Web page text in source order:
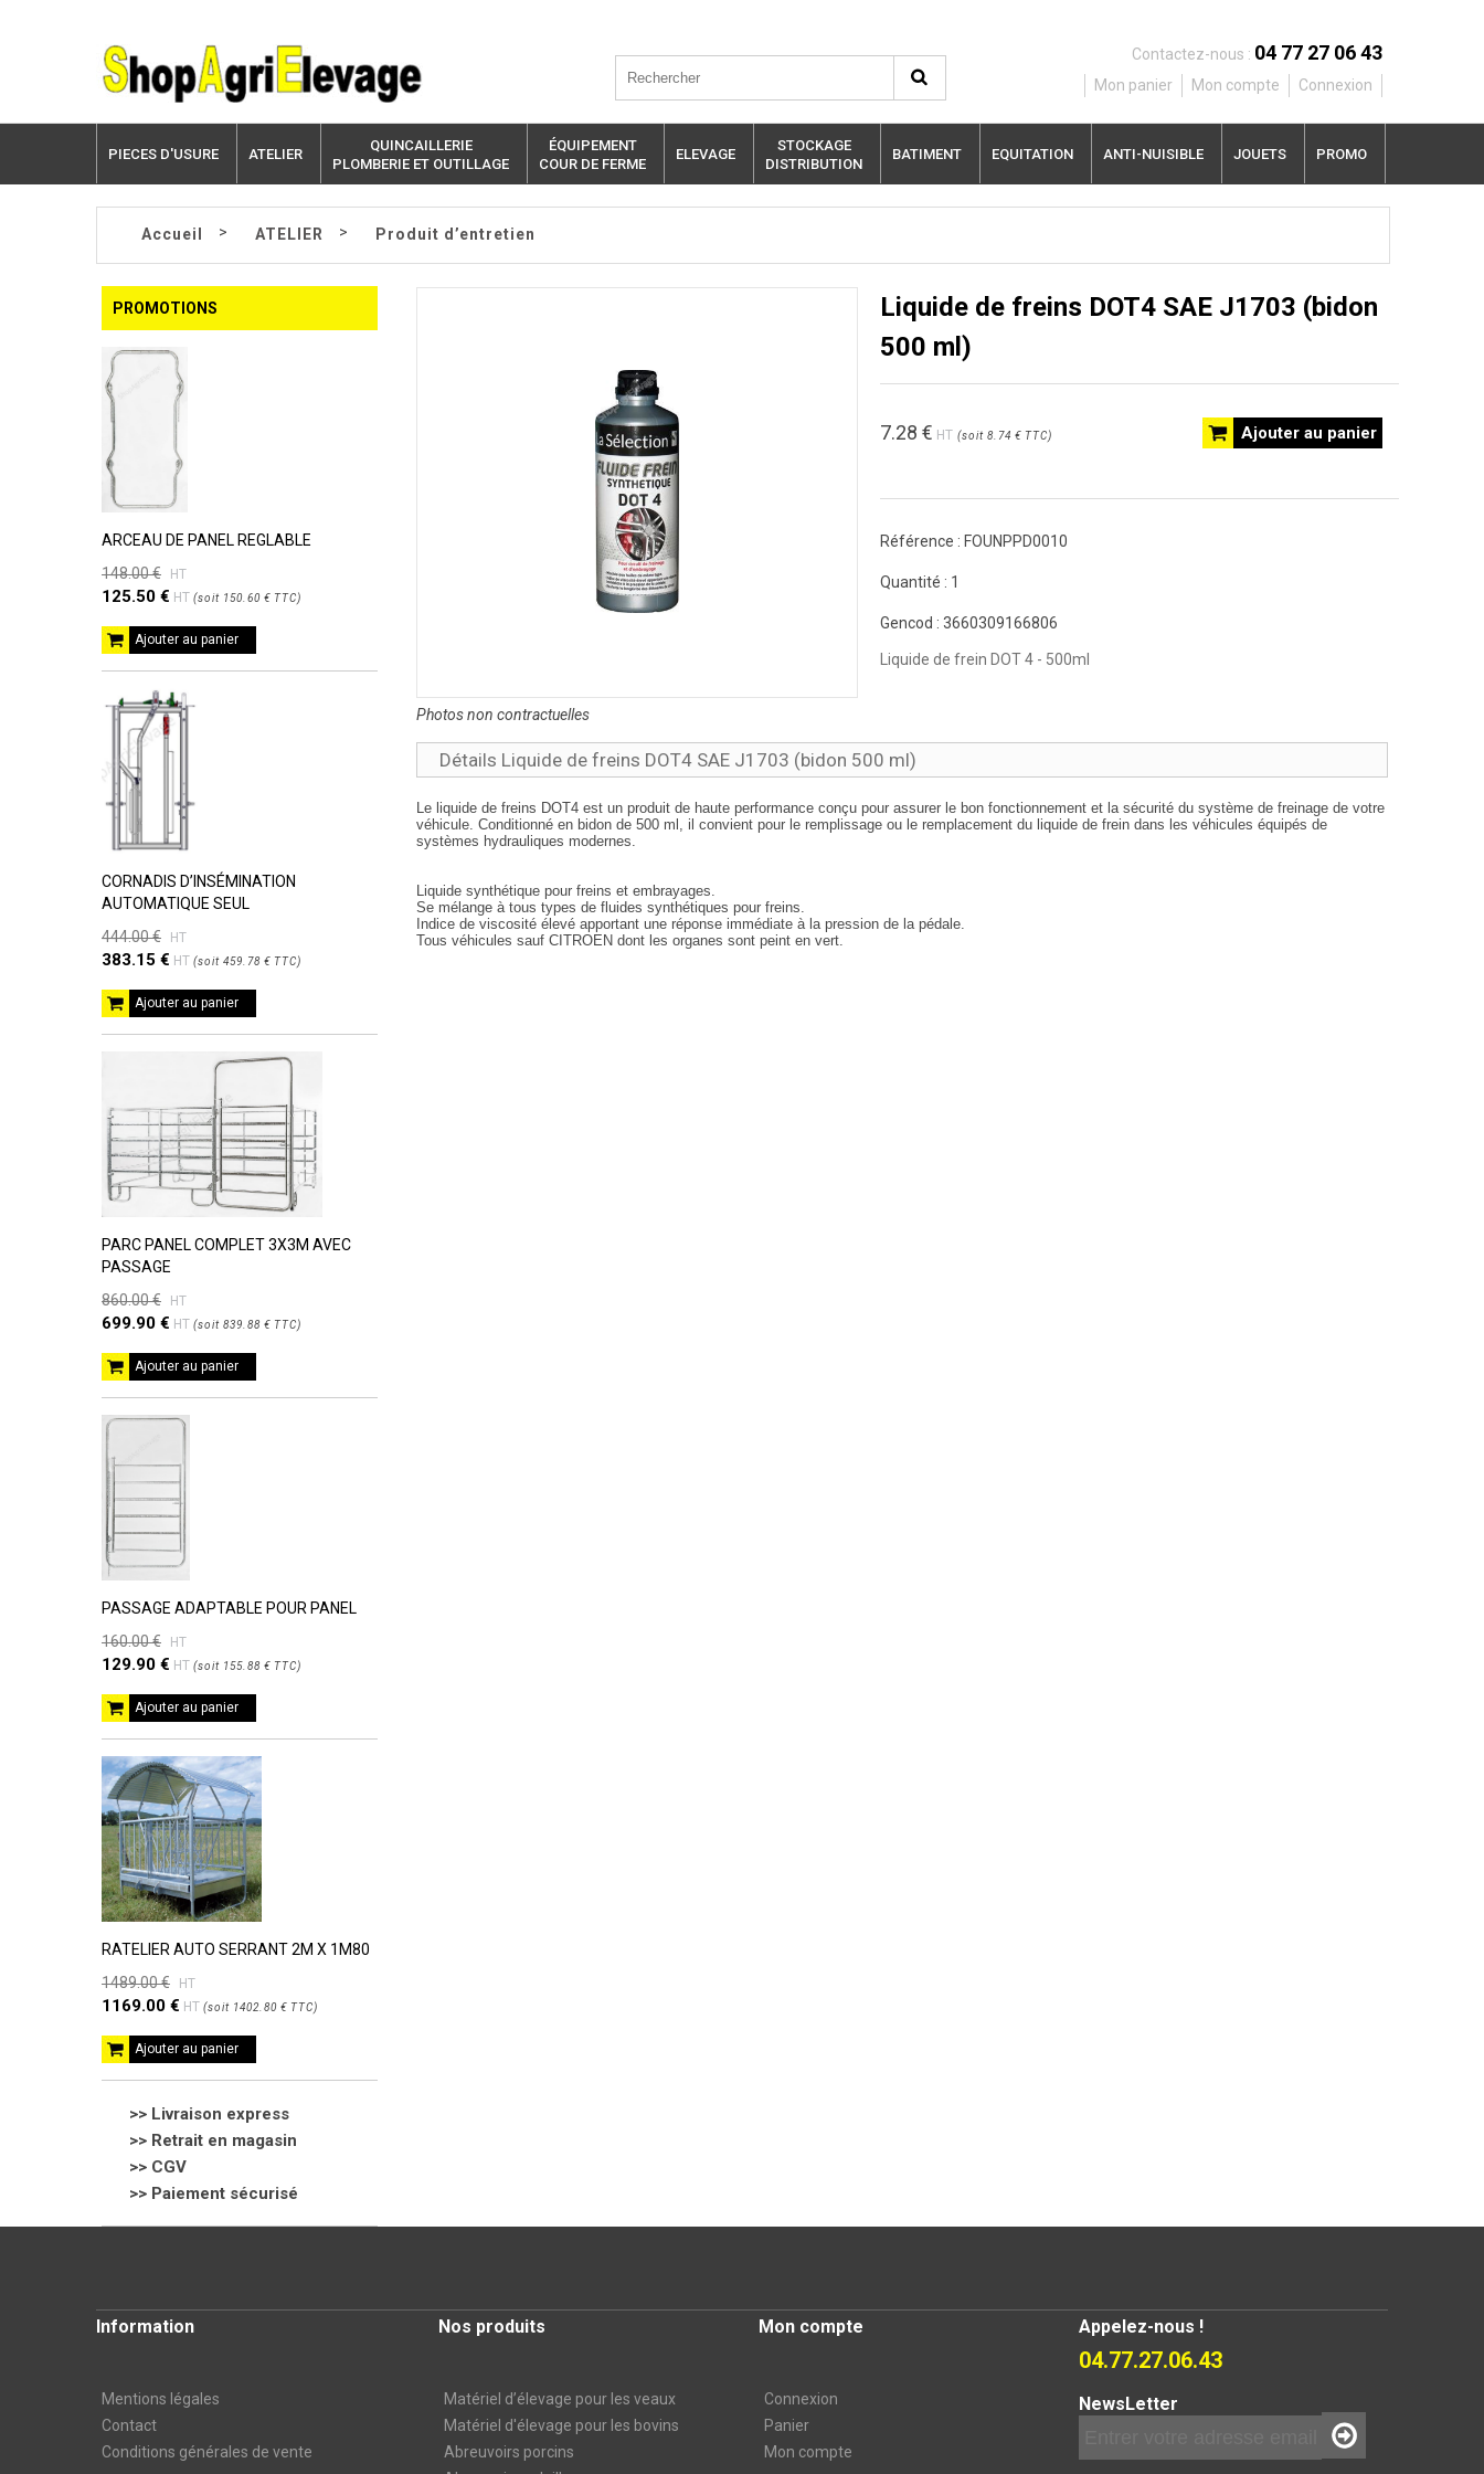
Contactez-nous : 04 77 27 06 43
Mon panier Mon compte Connexion
PIECES D'USURE ATELIER
QUINCAILLERIE
PLOMBERIE ET OUTILLAGE
ÉQUIPEMENT
COUR DE FERME
ELEVAGE
STOCKAGE
DISTRIBUTION
BATIMENT EQUITATION ANTI-NUISIBLE JOUETS PROMO
Accueil > ATELIER > Produit d’entretien
PROMOTIONS
ARCEAU DE PANEL REGLABLE
148.00 €
HT
125.50 € HT (soit 150.60 € TTC)
Ajouter au panier
CORNADIS D’INSÉMINATION
AUTOMATIQUE SEUL
444.00 €
HT
383.15 € HT (soit 459.78 € TTC)
Ajouter au panier
PARC PANEL COMPLET 3X3M AVEC
PASSAGE
860.00 €
HT
699.90 € HT (soit 839.88 € TTC)
Ajouter au panier
PASSAGE ADAPTABLE POUR PANEL
160.00 €
HT
129.90 € HT (soit 155.88 € TTC)
Ajouter au panier
RATELIER AUTO SERRANT 2M X 1M80
1489.00 €
HT
1169.00 € HT (soit 1402.80 € TTC)
Ajouter au panier
>> Livraison express
>> Retrait en magasin
>> CGV
>> Paiement sécurisé
Photos non contractuelles
Liquide de freins DOT4 SAE J1703 (bidon
500 ml)
Ajouter au panier
7.28 € HT (soit 8.74 € TTC)
Référence : FOUNPPD0010
Quantité : 1
Gencod : 3660309166806
Liquide de frein DOT 4 - 500ml
Détails Liquide de freins DOT4 SAE J1703 (bidon 500 ml)
Le liquide de freins DOT4 est un produit de haute performance conçu pour assurer le bon fonctionnement et la sécurité du système de freinage de votre
véhicule. Conditionné en bidon de 500 ml, il convient pour le remplissage ou le remplacement du liquide de frein dans les véhicules équipés de
systèmes hydrauliques modernes.
Liquide synthétique pour freins et embrayages.
Se mélange à tous types de fluides synthétiques pour freins.
Indice de viscosité élevé apportant une réponse immédiate à la pression de la pédale.
Tous véhicules sauf CITROEN dont les organes sont peint en vert.
Information
Mentions légales
Contact
Conditions générales de vente
Nos produits
Matériel d’élevage pour les veaux
Matériel d'élevage pour les bovins
Abreuvoirs porcins
Mon compte
Connexion
Panier
Mon compte
Appelez-nous !
04.77.27.06.43
NewsLetter